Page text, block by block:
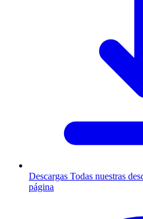
Descargas Todas nuestras
página